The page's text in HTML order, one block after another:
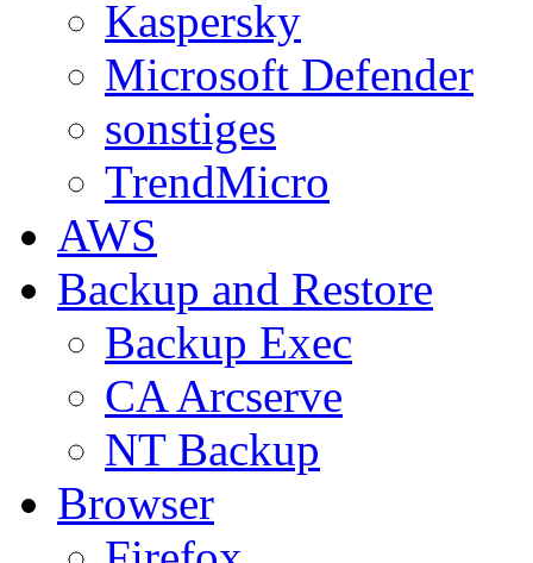
Kaspersky
Microsoft Defender
sonstiges
TrendMicro
AWS
Backup and Restore
Backup Exec
CA Arcserve
NT Backup
Browser